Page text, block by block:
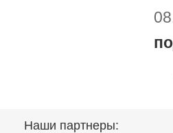
Наши партнеры: